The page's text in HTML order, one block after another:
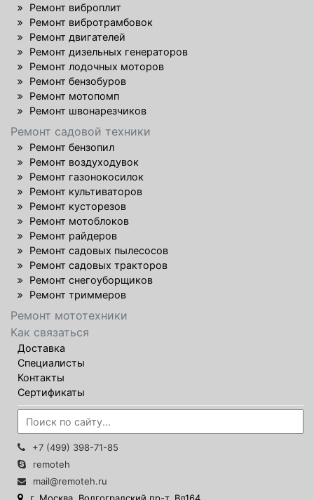
Ремонт виброплит
Ремонт вибротрамбовок
Ремонт двигателей
Ремонт дизельных генераторов
Ремонт лодочных моторов
Ремонт бензобуров
Ремонт мотопомп
Ремонт швонарезчиков
Ремонт садовой техники
Ремонт бензопил
Ремонт воздуходувок
Ремонт газонокосилок
Ремонт культиваторов
Ремонт кусторезов
Ремонт мотоблоков
Ремонт райдеров
Ремонт садовых пылесосов
Ремонт садовых тракторов
Ремонт снегоуборщиков
Ремонт триммеров
Ремонт мототехники
Как связаться
Доставка
Специалисты
Контакты
Сертификаты
+7 (499) 398-71-85
remoteh
mail@remoteh.ru